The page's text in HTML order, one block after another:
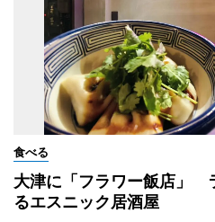
食べる
大津に「フラワー飯店」
るエスニック居酒屋